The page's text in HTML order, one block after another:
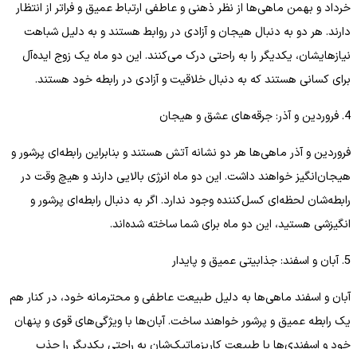
خرداد و بهمن ماهی‌ها از نظر ذهنی و عاطفی ارتباط عمیق و فراتر از انتظار
دارند. هر دو به دنبال هیجان و آزادی در روابط هستند و به دلیل شباهت
نیازهایشان، یکدیگر را به راحتی درک می‌کنند. این دو ماه یک زوج ایده‌آل
برای کسانی هستند که به دنبال خلاقیت و آزادی در رابطه خود هستند.
4. فروردین و آذر: جرقه‌های عشق و هیجان
فروردین و آذر ماهی‌ها هر دو نشانه آتش هستند و بنابراین رابطه‌ای پرشور و
هیجان‌انگیز خواهند داشت. این دو ماه انرژی بالایی دارند و هیچ وقت در
رابطه‌شان لحظه‌ای کسل‌کننده وجود ندارد. اگر به دنبال رابطه‌ای پرشور و
انگیزشی هستید، این دو ماه برای شما ساخته شده‌اند.
5. آبان و اسفند: جذابیتی عمیق و پایدار
آبان و اسفند ماهی‌ها به دلیل طبیعت عاطفی و محترمانه خود، در کنار هم
یک رابطه عمیق و پرشور خواهند ساخت. آبان‌ها با ویژگی‌های قوی و پنهان